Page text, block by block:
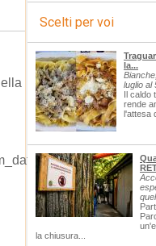
Scelti per voi
la...
luglio al
Il caldo
rende
l'attesa
la chiusura...